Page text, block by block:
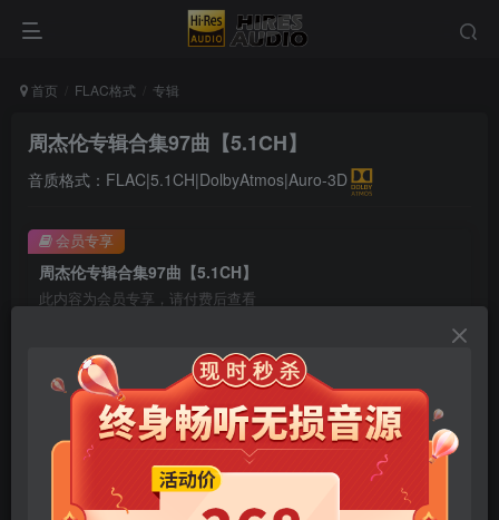
首页 FLAC格式 专辑
周杰伦专辑合集97曲【5.1CH】
音质格式：FLAC|5.1CH|DolbyAtmos|Auro-3D
周杰伦专辑合集97曲【5.1CH】
此内容为会员专享，请付费后查看
9.9 ￥99
年卡会员免费 永久会员免费
立即购买
您当前未登录！建议登陆后购买，可保存购买订单
会员专享